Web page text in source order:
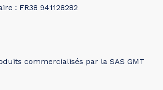
: FR38 941128282
commercialisés par la SAS GMT